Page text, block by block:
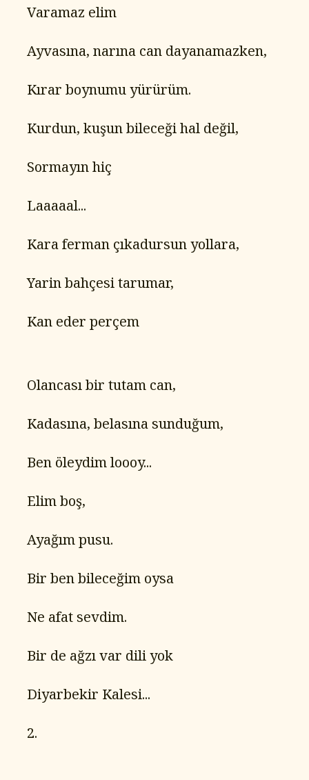
   Varamaz elim
   Ayvasına, narına can dayanamazken,
   Kırar boynumu yürürüm.
   Kurdun, kuşun bileceği hal değil,
   Sormayın hiç
   Laaaaal...
   Kara ferman çıkadursun yollara,
   Yarin bahçesi tarumar,
   Kan eder perçem
   Olancası bir tutam can,
   Kadasına, belasına sunduğum,
   Ben öleydim loooy...
   Elim boş,
   Ayağım pusu.
   Bir ben bileceğim oysa
   Ne afat sevdim.
   Bir de ağzı var dili yok
   Diyarbekir Kalesi...
   2.